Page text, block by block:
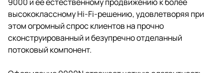
высококлассному Hi-Fi-решению, удовлетворяя при
этом огромный спрос клиентов на прочно
сконструированный и безупречно отделанный
потоковый компонент.